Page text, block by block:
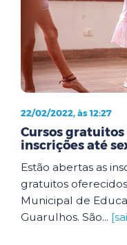
22/02/2022, às 12:27
Cursos
inscrições até
Estão abertas as
gratuitos
Municipal de
Guarulhos. São...